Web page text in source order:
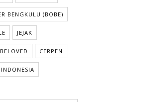
BENGKULU (BOBE)
JEJAK
CERPEN
INDONESIA